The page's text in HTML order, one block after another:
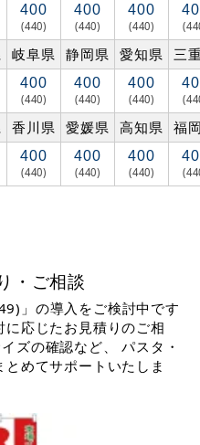
400
(440)
400
(440)
400
(440)
岐阜県 静岡県 愛知県 三
400
(440)
400
(440)
400
(440)
香川県 愛媛県 高知県 福
400
(440)
400
(440)
400
(440)
・ご相談
」の導入をご検討中です
応じたお見積りのご相
ズの確認など、 パスタ・
めてサポートいたしま